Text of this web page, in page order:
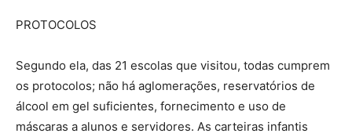
PROTOCOLOS
Segundo ela, das 21 escolas que visitou, todas cumprem
os protocolos; não há aglomerações, reservatórios de
álcool em gel suficientes, fornecimento e uso de
máscaras a alunos e servidores. As carteiras infantis